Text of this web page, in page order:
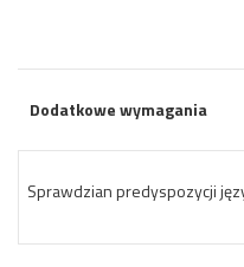
Dodatkowe wymagania
Sprawdzian predyspozycji